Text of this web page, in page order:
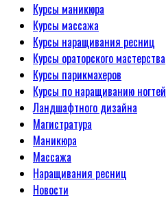
Курсы маникюра
Курсы массажа
Курсы наращивания ресниц
Курсы ораторского мастерства
Курсы парикмахеров
Курсы по наращиванию ногтей
Ландшафтного дизайна
Магистратура
Маникюра
Массажа
Наращивания ресниц
Новости